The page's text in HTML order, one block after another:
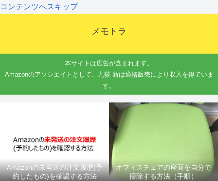
コンテンツへスキップ
メモトラ
本サイトは広告が含まれます。
Amazonのアソシエイトとして、九荻 新は適格販売により収入を得ていま
す。
Amazonの未発送の注文履歴(予
約したもの)を確認する方法
オフィスチェアの座面を自分で
掃除する方法（手順）